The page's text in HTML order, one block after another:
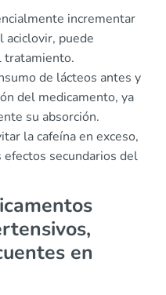
incrementar
aciclovir, puede
tratamiento.
de lácteos antes y
del medicamento, ya
su absorción.
la cafeína en exceso,
secundarios del
en